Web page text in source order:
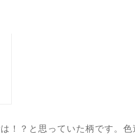
？と思っていた柄です。色